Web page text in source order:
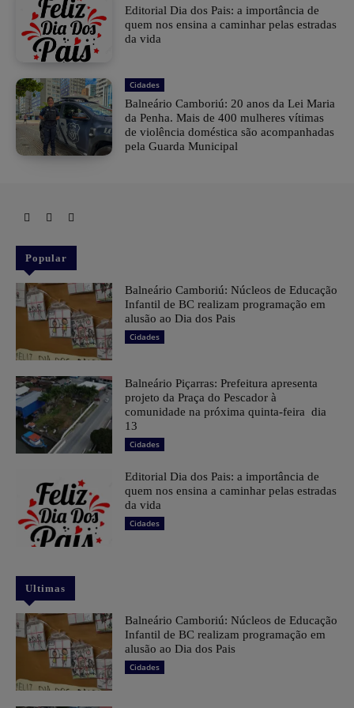
Editorial Dia dos Pais: a importância de
quem nos ensina a caminhar pelas estradas
da vida
Cidades
Balneário Camboriú: 20 anos da Lei Maria
da Penha. Mais de 400 mulheres vítimas
de violência doméstica são acompanhadas
pela Guarda Municipal
Popular
Balneário Camboriú: Núcleos de Educação
Infantil de BC realizam programação em
alusão ao Dia dos Pais
Cidades
Balneário Piçarras: Prefeitura apresenta
projeto da Praça do Pescador à
comunidade na próxima quinta-feira dia
13
Cidades
Editorial Dia dos Pais: a importância de
quem nos ensina a caminhar pelas estradas
da vida
Cidades
Ultimas
Balneário Camboriú: Núcleos de Educação
Infantil de BC realizam programação em
alusão ao Dia dos Pais
Cidades